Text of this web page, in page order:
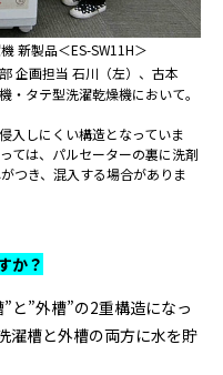
新製品＜ES-SW11H＞
企画担当 石川（左）、古本
タテ型洗濯乾燥機において。
入しにくい構造となっていま
ては、パルセーターの裏に洗剤
つき、混入する場合がありま
か？
と”外槽”の2重構造になっ
濯槽と外槽の両方に水を貯